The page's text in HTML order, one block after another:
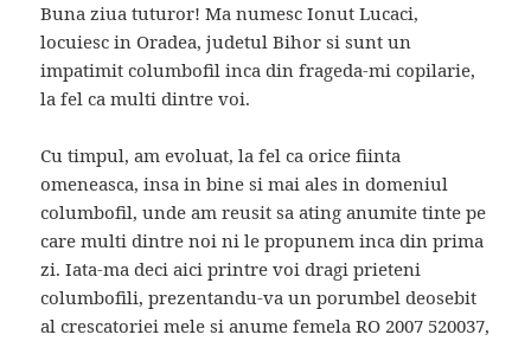
Buna ziua tuturor! Ma numesc Ionut Lucaci,
locuiesc in Oradea, judetul Bihor si sunt un
impatimit columbofil inca din frageda-mi copilarie,
la fel ca multi dintre voi.
Cu timpul, am evoluat, la fel ca orice fiinta
omeneasca, insa in bine si mai ales in domeniul
columbofil, unde am reusit sa ating anumite tinte pe
care multi dintre noi ni le propunem inca din prima
zi. Iata-ma deci aici printre voi dragi prieteni
columbofili, prezentandu-va un porumbel deosebit
al crescatoriei mele si anume femela RO 2007 520037,